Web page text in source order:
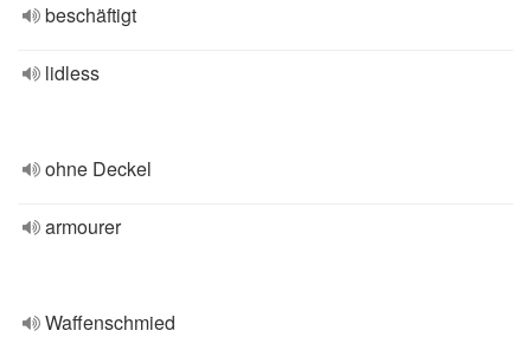
beschäftigt
lidless
ohne Deckel
armourer
Waffenschmied